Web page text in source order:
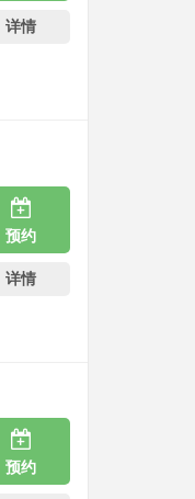
详情
预约
详情
预约